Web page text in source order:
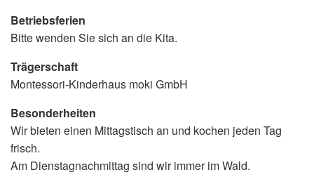
Betriebsferien
Bitte wenden Sie sich an die Kita.
Trägerschaft
Montessori-Kinderhaus moki GmbH
Besonderheiten
Wir bieten einen Mittagstisch an und kochen jeden Tag
frisch.
Am Dienstagnachmittag sind wir immer im Wald.